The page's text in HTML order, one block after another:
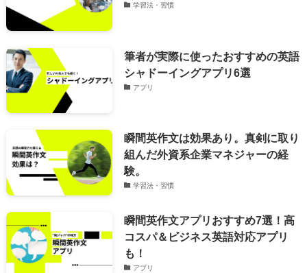
学習法・習慣
筆者が実際に使ったおすすめの英語
シャドーイングアプリ6選
アプリ
瞬間英作文は効果あり。真剣に取り
組んだ外資系企業マネジャーの経
験。
学習法・習慣
瞬間英作文アプリおすすめ7選！高
コスパ＆ビジネス英語対応アプリ
も！
アプリ